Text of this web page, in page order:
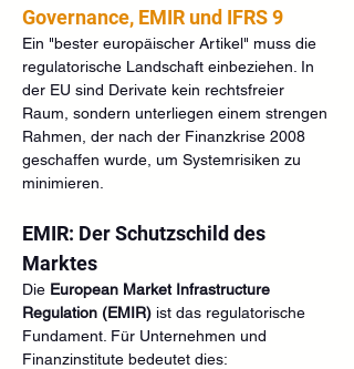
Governance, EMIR und IFRS 9
Ein "bester europäischer Artikel" muss die
regulatorische Landschaft einbeziehen. In
der EU sind Derivate kein rechtsfreier
Raum, sondern unterliegen einem strengen
Rahmen, der nach der Finanzkrise 2008
geschaffen wurde, um Systemrisiken zu
minimieren.
EMIR: Der Schutzschild des
Marktes
Die European Market Infrastructure
Regulation (EMIR) ist das regulatorische
Fundament. Für Unternehmen und
Finanzinstitute bedeutet dies: